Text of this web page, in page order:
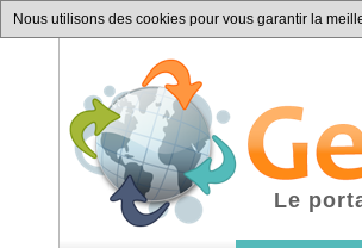
Nous utilisons des cookies pour vous garantir la
Le